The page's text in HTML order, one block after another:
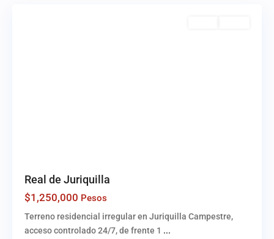
Real de Juriquilla
$1,250,000 Pesos
Terreno residencial irregular en Juriquilla Campestre,
acceso controlado 24/7, de frente 1 ...